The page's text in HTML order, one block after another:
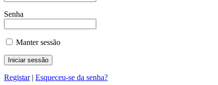
Senha
Manter sessão
Registar| Esqueceu-se da senha?